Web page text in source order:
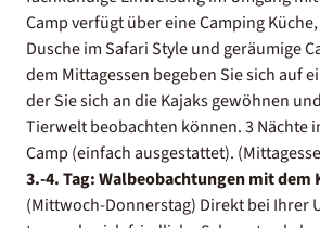
Camp verfügt über eine Camping
Dusche im Safari Style und geräumige
dem Mittagessen begeben Sie sich auf
der Sie sich an die Kajaks gewöhnen
Tierwelt beobachten können. 3 Nächte
Camp (einfach ausgestattet).
3.-4. Tag: Walbeobachtungen mit dem
(Mittwoch-Donnerstag) Direkt bei Ihrer